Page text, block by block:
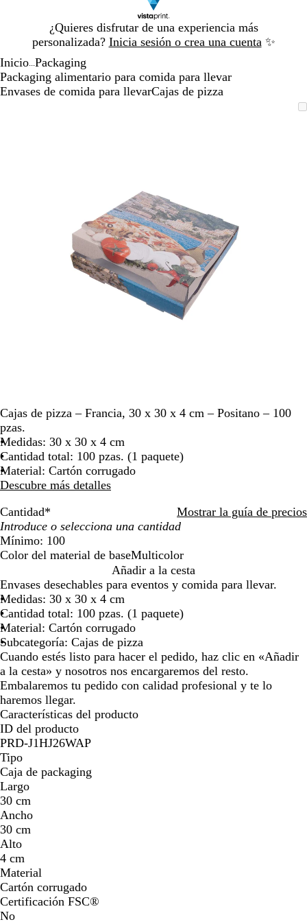
¿Quieres disfrutar de una experiencia más
personalizada? Inicia sesión o crea una cuenta ✨
1
Inicio Packaging
Packaging alimentario para comida para llevar
Envases de comida para llevarCajas de pizza
menos
para
ampliar
y
alejar
y
las
flechas
para
moverte
Cajas de pizza – Francia, 30 x 30 x 4 cm – Positano – 100
pzas.
Medidas: 30 x 30 x 4 cm
Cantidad total: 100 pzas. (1 paquete)
Material: Cartón corrugado
Descubre más detalles
Cantidad* Mostrar la guía de precios
Mínimo: 100
Color del material de baseMulticolor
u
l
t
i
c
o
l
o
r
Añadir a la cesta
Envases desechables para eventos y comida para llevar.
Medidas: 30 x 30 x 4 cm
Cantidad total: 100 pzas. (1 paquete)
Material: Cartón corrugado
Subcategoría: Cajas de pizza
Cuando estés listo para hacer el pedido, haz clic en «Añadir
a la cesta» y nosotros nos encargaremos del resto.
Embalaremos tu pedido con calidad profesional y te lo
haremos llegar.
Características del producto
ID del producto
PRD-J1HJ26WAP
Tipo
Caja de packaging
Largo
30 cm
Ancho
30 cm
Alto
4 cm
Material
Cartón corrugado
Certificación FSC®
No